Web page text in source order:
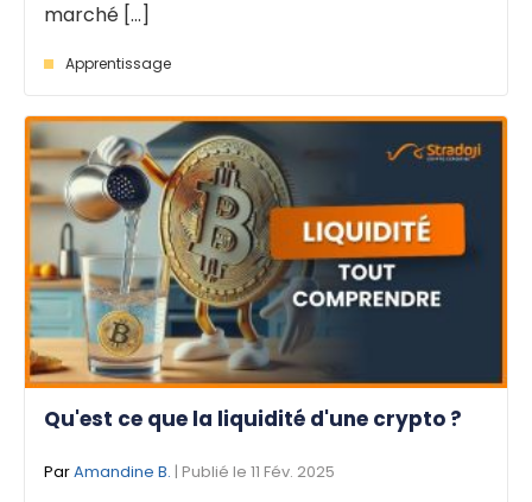
marché [...]
Apprentissage
Qu'est ce que la liquidité d'une crypto ?
ParAmandine B. | Publié le 11 Fév. 2025